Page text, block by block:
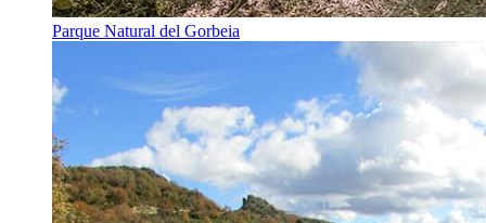
Parque Natural del Gorbeia